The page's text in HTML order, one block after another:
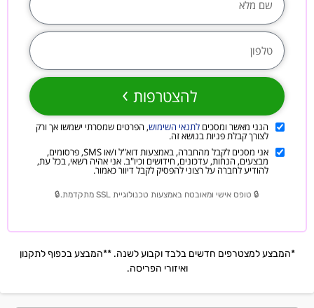
הנני מאשר ומסכים לתנאי השימוש, הפרטים שמסרתי ישמשו אך ורק
לצורך קבלת פניות בנושא זה.
אני מסכים לקבל מהחברה, באמצעות דוא"ל ו/או SMS, פרסומים,
מבצעים, הנחות, עדכונים, חידושים וכיו"ב. אני אהיה רשאי, בכל עת,
להודיע לחברה על רצוני להפסיק לקבל דיוור כאמור.
להצטרפות
🔒 טופס אישי ומאובטח באמצעות טכנולוגיית SSL מתקדמת.🔒
*המבצע למצטרפים חדשים בלבד וקבוע לשנה. **המבצע בכפוף לתקנון
ואיזורי הפריסה.